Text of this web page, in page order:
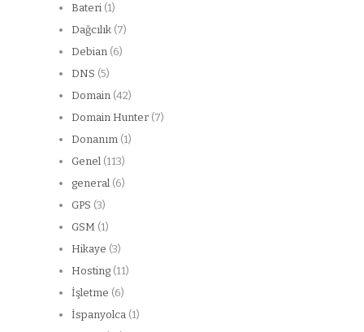
Bateri (1)
Dağcılık (7)
Debian (6)
DNS (5)
Domain (42)
Domain Hunter (7)
Donanım (1)
Genel (113)
general (6)
GPS (3)
GSM (1)
Hikaye (3)
Hosting (11)
İşletme (6)
İspanyolca (1)